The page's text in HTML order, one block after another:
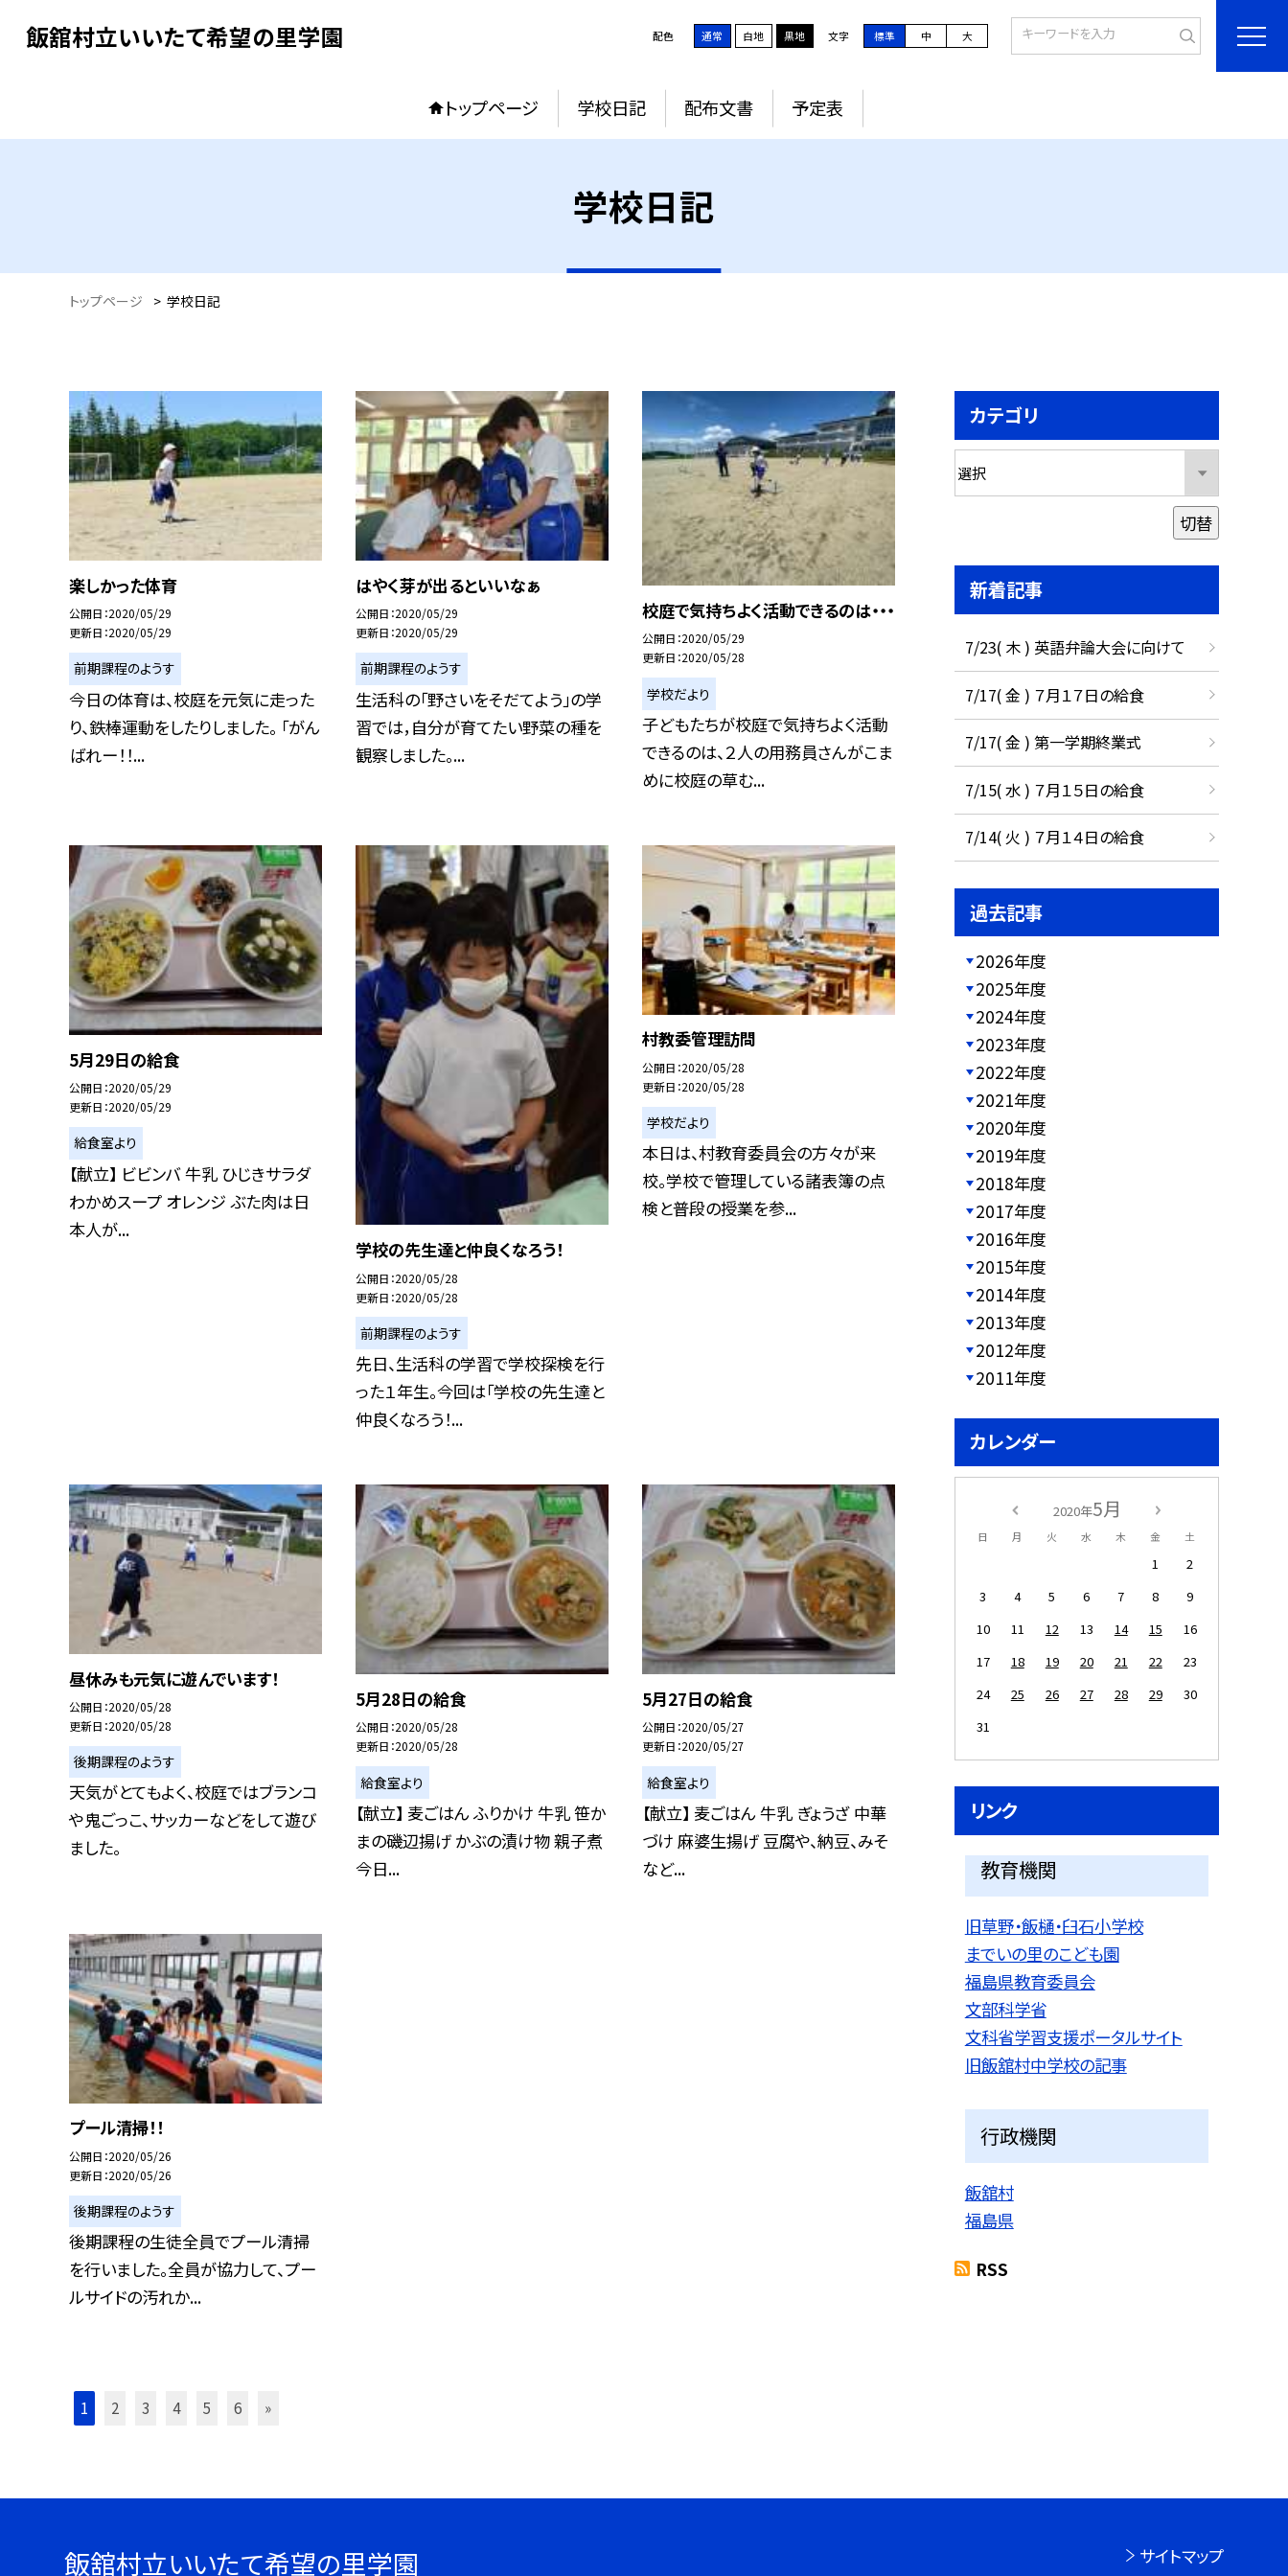
飯舘村立いいたて希望の里学園 配色 通常 白地 黒地 文字 標準 中 大
トップページ 学校日記 配布文書 予定表
学校日記
トップページ > 学校日記
楽しかった体育
公開日 2020/05/29
更新日 2020/05/29
前期課程のようす
今日の体育は、校庭を元気に走った
り、鉄棒運動をしたりしました。 「がん
ばれー！！...
はやく芽が出るといいなぁ
公開日 2020/05/29
更新日 2020/05/29
前期課程のようす
生活科の「野さいをそだてよう」の学
習では，自分が育てたい野菜の種を
観察しました。...
校庭で気持ちよく活動できるのは・・・
公開日 2020/05/29
更新日 2020/05/28
学校だより
子どもたちが校庭で気持ちよく活動
できるのは、２人の用務員さんがこま
めに校庭の草む...
5月29日の給食
公開日 2020/05/29
更新日 2020/05/29
給食室より
【献立】 ビビンバ 牛乳 ひじきサラダ
わかめスープ オレンジ ぶた肉は日
本人が...
学校の先生達と仲良くなろう！
公開日 2020/05/28
更新日 2020/05/28
前期課程のようす
先日、生活科の学習で学校探検を行
った１年生。今回は「学校の先生達と
仲良くなろう！...
村教委管理訪問
公開日 2020/05/28
更新日 2020/05/28
学校だより
本日は、村教育委員会の方々が来
校。学校で管理している諸表簿の点
検と普段の授業を参...
昼休みも元気に遊んでいます！
公開日 2020/05/28
更新日 2020/05/28
後期課程のようす
天気がとてもよく、校庭ではブランコ
や鬼ごっこ、サッカーなどをして遊び
ました。
5月28日の給食
公開日 2020/05/28
更新日 2020/05/28
給食室より
【献立】 麦ごはん ふりかけ 牛乳 笹か
まの磯辺揚げ かぶの漬け物 親子煮
今日...
5月27日の給食
公開日 2020/05/27
更新日 2020/05/27
給食室より
【献立】 麦ごはん 牛乳 ぎょうざ 中華
づけ 麻婆生揚げ 豆腐や、納豆、みそ
など...
プール清掃！！
公開日 2020/05/26
更新日 2020/05/26
後期課程のようす
後期課程の生徒全員でプール清掃
を行いました。全員が協力して、プー
ルサイドの汚れか...
1 2 3 4 5 6 »
カテゴリ
切替
新着記事
7/23( 木 ) 英語弁論大会に向けて
7/17( 金 ) ７月１７日の給食
7/17( 金 ) 第一学期終業式
7/15( 水 ) ７月１５日の給食
7/14( 火 ) ７月１４日の給食
過去記事
2026年度
2025年度
2024年度
2023年度
2022年度
2021年度
2020年度
2019年度
2018年度
2017年度
2016年度
2015年度
2014年度
2013年度
2012年度
2011年度
カレンダー
2020年5月
日 月 火 水 木 金 土
1
2
3
4 5 6 7 8
9
10
11 12 13 14 15
16
17
18 19 20 21 22
23
24
25 26 27 28 29
30
31
リンク
教育機関
旧草野・飯樋・臼石小学校
までいの里のこども園
福島県教育委員会
文部科学省
文科省学習支援ポータルサイト
旧飯舘村中学校の記事
行政機関
飯舘村
福島県
RSS
飯舘村立いいたて希望の里学園 サイトマップ